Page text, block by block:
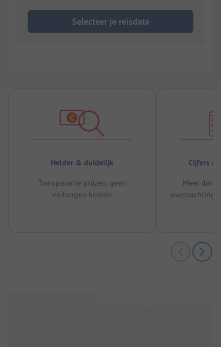
Selecteer je reisdata
Helder & duidelijk
Transparante prijzen, geen
verborgen kosten
Cijfers
Meer dan